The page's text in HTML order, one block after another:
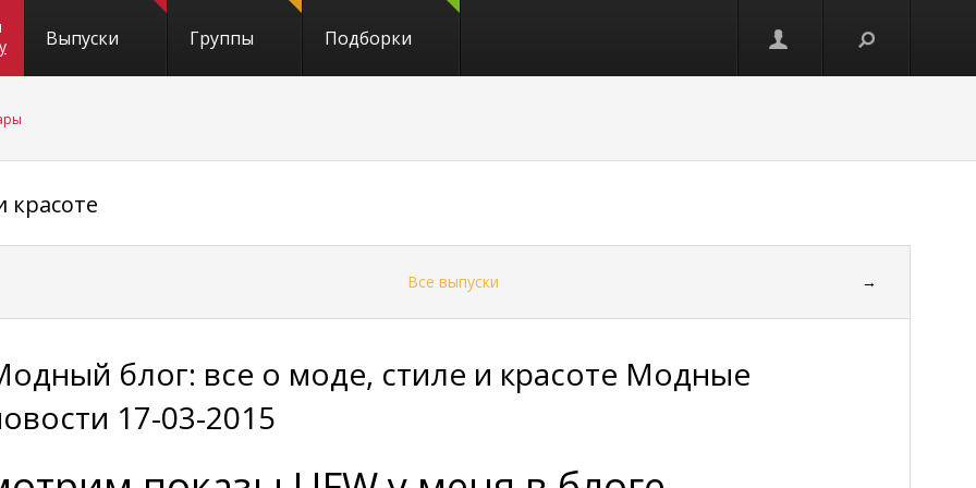
Выпуски Группы Подборки
красоте
Все выпуски →
блог: все о моде, стиле и красоте Модные
17-03-2015